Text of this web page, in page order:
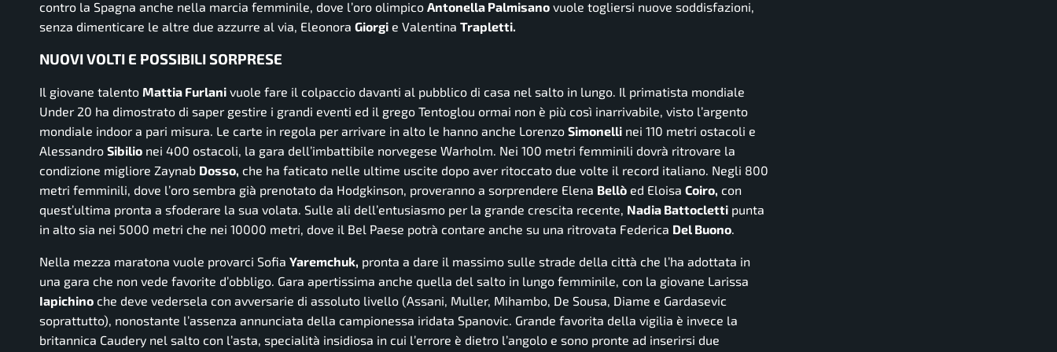
contro la Spagna anche nella marcia femminile, dove l’oro olimpico Antonella Palmisano vuole togliersi nuove soddisfazioni,
senza dimenticare le altre due azzurre al via, Eleonora Giorgi e Valentina Trapletti.
NUOVI VOLTI E POSSIBILI SORPRESE
Il giovane talento Mattia Furlani vuole fare il colpaccio davanti al pubblico di casa nel salto in lungo. Il primatista mondiale
Under 20 ha dimostrato di saper gestire i grandi eventi ed il grego Tentoglou ormai non è più così inarrivabile, visto l’argento
mondiale indoor a pari misura. Le carte in regola per arrivare in alto le hanno anche Lorenzo Simonelli nei 110 metri ostacoli e
Alessandro Sibilio nei 400 ostacoli, la gara dell’imbattibile norvegese Warholm. Nei 100 metri femminili dovrà ritrovare la
condizione migliore Zaynab Dosso, che ha faticato nelle ultime uscite dopo aver ritoccato due volte il record italiano. Negli 800
metri femminili, dove l’oro sembra già prenotato da Hodgkinson, proveranno a sorprendere Elena Bellò ed Eloisa Coiro, con
quest’ultima pronta a sfoderare la sua volata. Sulle ali dell’entusiasmo per la grande crescita recente, Nadia Battocletti punta
in alto sia nei 5000 metri che nei 10000 metri, dove il Bel Paese potrà contare anche su una ritrovata Federica Del Buono
Nella mezza maratona vuole provarci Sofia Yaremchuk, pronta a dare il massimo sulle strade della città che l’ha adottata in
una gara che non vede favorite d’obbligo. Gara apertissima anche quella del salto in lungo femminile, con la giovane Larissa
Iapichino che deve vedersela con avversarie di assoluto livello (Assani, Muller, Mihambo, De Sousa, Diame e Gardasevic
soprattutto), nonostante l’assenza annunciata della campionessa iridata Spanovic. Grande favorita della vigilia è invece la
britannica Caudery nel salto con l’asta, specialità insidiosa in cui l’errore è dietro l’angolo e sono pronte ad inserirsi due